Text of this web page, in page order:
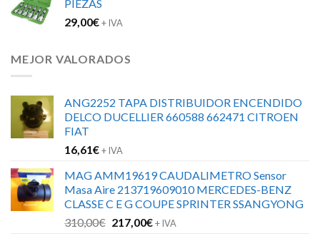
PIEZAS
29,00€+ IVA
MEJOR VALORADOS
ANG2252 TAPA DISTRIBUIDOR ENCENDIDO
DELCO DUCELLIER 660588 662471 CITROEN
FIAT
16,61€+ IVA
MAG AMM19619 CAUDALIMETRO Sensor
Masa Aire 213719609010 MERCEDES-BENZ
CLASSE C E G COUPE SPRINTER SSANGYONG
310,00€ El
217,00€El+ IVA